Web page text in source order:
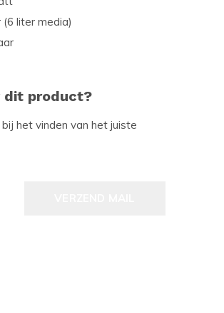
(6 liter media)
dit product?
het vinden van het juiste